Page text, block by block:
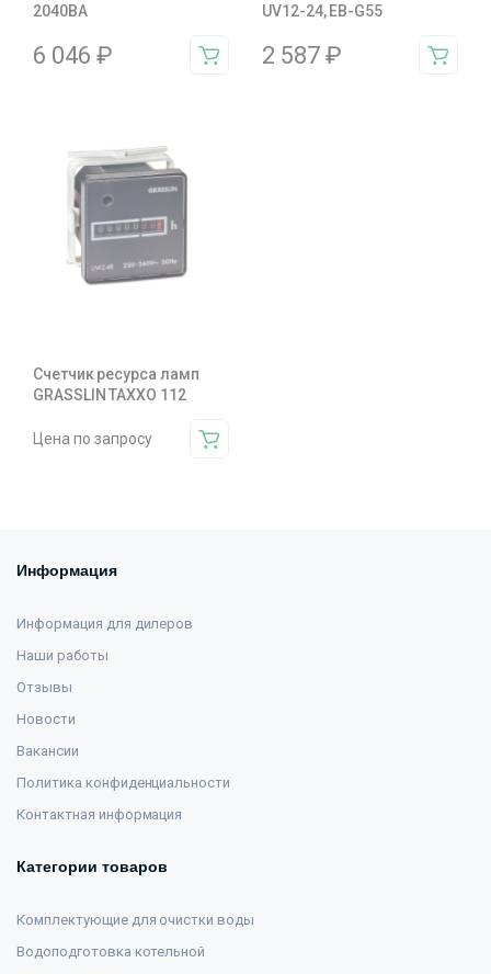
2040BA
6 046 ₽
UV12-24, EB-G55
2 587 ₽
Счетчик ресурса ламп
GRASSLIN TAXXO 112
Цена по запросу
Информация
Информация для дилеров
Наши работы
Отзывы
Новости
Вакансии
Политика конфиденциальности
Контактная информация
Категории товаров
Комплектующие для очистки воды
Водоподготовка котельной